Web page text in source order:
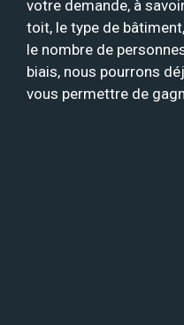
votre demande, à
toit, le type de
le nombre de
biais, nous pourrons
vous permettre de